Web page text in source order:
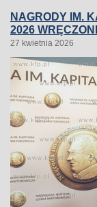
NAGRODY IM.
2026
27 kwietnia 2026